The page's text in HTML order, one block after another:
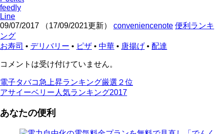
feedly
Line
09/07/2017
（17/09/2021更新） conveniencenote 便利ランキ
ング
お寿司 • デリバリー • ピザ • 中華 • 唐揚げ • 配達
コメントは受け付けていません。
電子タバコ急上昇ランキング厳選２位
アサイーベリー人気ランキング2017
あなたの便利